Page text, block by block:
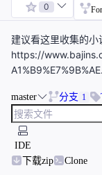
0
建议看这里收集的小
https://
master 分支 1
IDE
下载zip
Clone